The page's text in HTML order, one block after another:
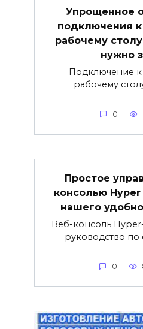
Упрощенное
подключения
рабочему
нужно
Подключение
рабочему
0
Простое
консолью
нашего
Веб-консоль
руководство по
0